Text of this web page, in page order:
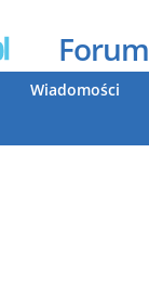
Forum
Wiadomości